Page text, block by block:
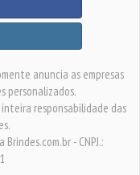
anuncia as empresas
personalizados.
responsabilidade das
- CNPJ.: